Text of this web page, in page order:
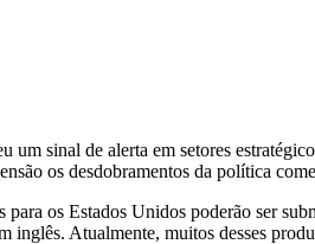
um sinal de alerta em setores
os desdobramentos da política
os Estados Unidos poderão ser
Atualmente, muitos desses